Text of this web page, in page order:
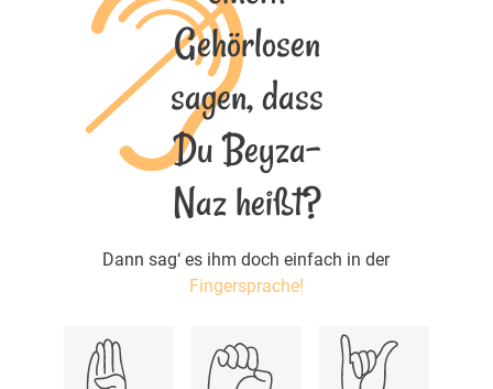
Gehörlosen
sagen, dass
Du Beyza-
Naz heißt?
Dann sag‘ es ihm doch einfach in der
Fingersprache!